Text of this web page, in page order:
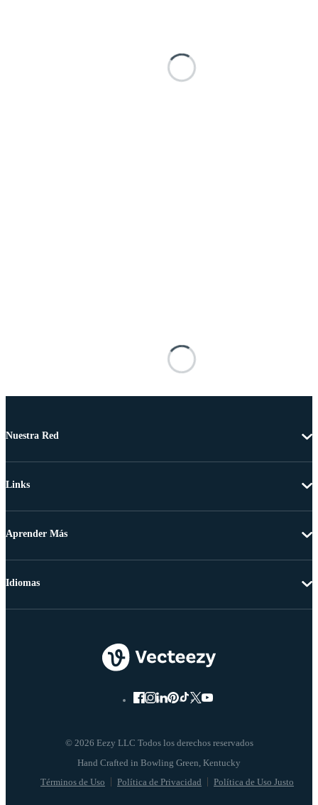
Nuestra Red
Links
Aprender Más
© 2026 Eezy LLC Todos los derechos reservados
Términos de Uso Política de Privacidad Política de Uso Justo
Idiomas